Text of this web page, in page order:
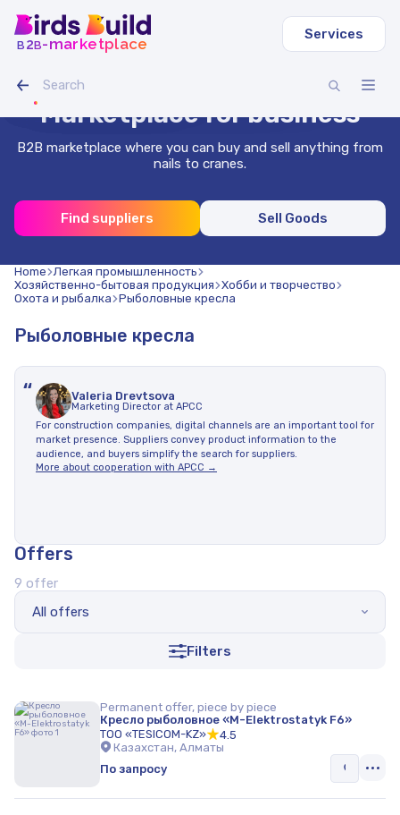
b2b-marketplace
Services
Crawler excavator Volvo EC
$120.000
Oat-pea grain mix (20 tons)
$3.000
Dry planed board 40x140x3000 (1000 pcs.)
$1.100
Profile pipe 40x40x2 mm square 3 m (500 pcs.)
$4.000
Stainless wire 1.8 mm 50 m
Flexible asphalt shingles, salsa
Marketplace for business
B2B marketplace where you can buy and sell anything from
nails to cranes.
Find suppliers Sell Goods
Home Легкая промышленность
Хозяйственно-бытовая продукция Хобби и творчество
Охота и рыбалка Рыболовные кресла
Рыболовные кресла
“ Valeria Drevtsova
Marketing Director at APCC
For construction companies, digital channels are an important tool for
market presence. Suppliers convey product information to the
audience, and buyers simplify the search for suppliers.
More about cooperation with APCC →
Offers
All offers
Filters
9 offer
Permanent offer, piece by piece
Кресло рыболовное «M-Elektrostatyk F6»
ТОО «TESICOM-KZ»
4.5
Казахстан, Алматы
По запросу